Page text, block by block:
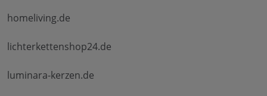
homeliving.de
lichterkettenshop24.de
luminara-kerzen.de